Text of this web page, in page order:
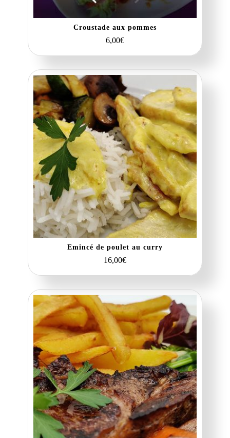
Croustade aux pommes
6,00€
Emincé de poulet au curry
16,00€